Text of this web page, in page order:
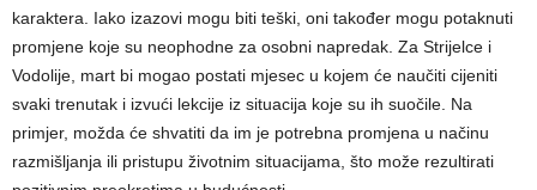
karaktera. Iako izazovi mogu biti teški, oni također mogu potaknuti
promjene koje su neophodne za osobni napredak. Za Strijelce i
Vodolije, mart bi mogao postati mjesec u kojem će naučiti cijeniti
svaki trenutak i izvući lekcije iz situacija koje su ih suočile. Na
primjer, možda će shvatiti da im je potrebna promjena u načinu
razmišljanja ili pristupu životnim situacijama, što može rezultirati